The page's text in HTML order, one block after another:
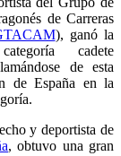
de Carreras
), ganó la
cadete
de esta
de España en la
y deportista de
, obtuvo una gran